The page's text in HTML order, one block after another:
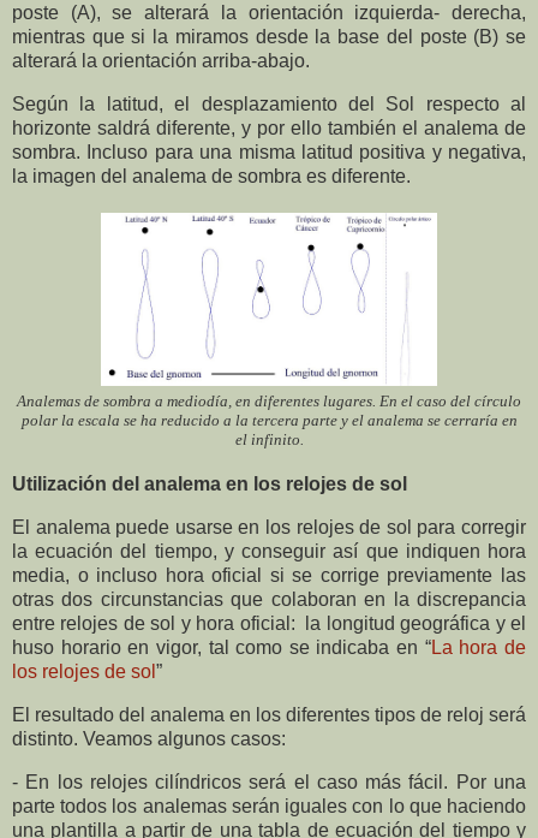
poste (A), se alterará la orientación izquierda- derecha,
mientras que si la miramos desde la base del poste (B) se
alterará la orientación arriba-abajo.
Según la latitud, el desplazamiento del Sol respecto al
horizonte saldrá diferente, y por ello también el analema de
sombra. Incluso para una misma latitud positiva y negativa,
la imagen del analema de sombra es diferente.
Analemas de sombra a mediodía, en diferentes lugares. En el caso del círculo
polar la escala se ha reducido a la tercera parte y el analema se cerraría en
el infinito.
Utilización del analema en los relojes de sol
El analema puede usarse en los relojes de sol para corregir
la ecuación del tiempo, y conseguir así que indiquen hora
media, o incluso hora oficial si se corrige previamente las
otras dos circunstancias que colaboran en la discrepancia
entre relojes de sol y hora oficial: la longitud geográfica y el
huso horario en vigor, tal como se indicaba en “La hora de
los relojes de sol ”
El resultado del analema en los diferentes tipos de reloj será
distinto. Veamos algunos casos:
- En los relojes cilíndricos será el caso más fácil. Por una
parte todos los analemas serán iguales con lo que haciendo
una plantilla a partir de una tabla de ecuación del tiempo y